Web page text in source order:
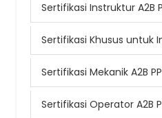
Sertifikasi Instruktur A2B
Sertifikasi Khusus untuk
Sertifikasi Mekanik A2B
Sertifikasi Operator A2B